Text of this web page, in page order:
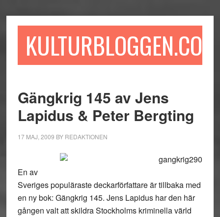
till
till
sidofältet
till
KULTURBLOGGEN.COM
Gängkrig 145 av Jens
Lapidus & Peter Bergting
17 MAJ, 2009 BY REDAKTIONEN
En av
Sveriges populäraste deckarförfattare är tillbaka med
en ny bok: Gängkrig 145. Jens Lapidus har den här
gången valt att skildra Stockholms kriminella värld